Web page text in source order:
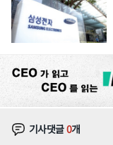
기사댓글0개